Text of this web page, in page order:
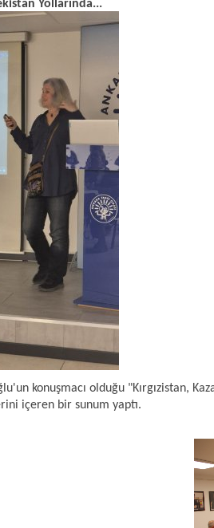
Yollarında...
konuşmacı olduğu "Kırgızistan,
içeren bir sunum yaptı.